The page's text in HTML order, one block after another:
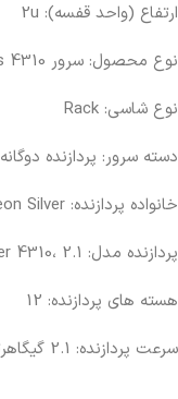
ارتفاع (واحد قفسه): 2u
نوع محصول: سرور HPE Proliant Dl380 Gen10 Plus 4310
نوع شاسی: Rack
دسته سرور: پردازنده دوگانه
خانواده پردازنده: Intel Xeon Silver
پردازنده مدل: Intel Xeon Silver 4310، 2.1 گیگاهرتز
هسته های پردازنده: 12
سرعت پردازنده: 2.1 گیگاهرتز